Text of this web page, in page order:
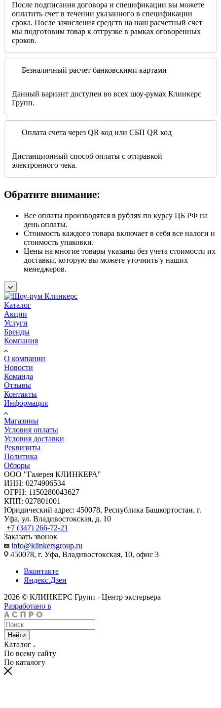
После подписания договора и спецификации вы можете
оплатить счет в течении указанного в спецификации
срока. После зачисления средств на наш расчетный счет
мы подготовим товар к отгрузке в рамках оговоренных
сроков.
Безналичный расчет банковскими картами
Данный вариант доступен во всех шоу-румах Клинкерс
Групп.
Оплата счета через QR код или СБП QR код
Дистанционный способ оплаты с отправкой
электронного чека.
Обратите внимание:
Все оплаты производятся в рублях по курсу ЦБ РФ на
день оплаты.
Стоимость каждого товара включает в себя все налоги и
стоимость упаковки.
Цены на многие товары указаны без учета стоимости их
доставки, которую вы можете уточнить у наших
менеджеров.
Каталог
Акции
Услуги
Бренды
Компания
О компании
Новости
Команда
Отзывы
Контакты
Информация
Магазины
Условия оплаты
Условия доставки
Реквизиты
Политика
Обзоры
ООО "Галерея КЛИНКЕРА"
ИНН: 0274906534
ОГРН: 1150280043627
КПП: 027801001
Юридический адрес: 450078, Республика Башкортостан, г.
Уфа, ул. Владивостокская, д. 10
+7 (347) 266-72-21
Заказать звонок
info@klinkersgroup.ru
450078, г. Уфа, Владивостокская, 10, офис 3
Вконтакте
Яндекс.Дзен
2026 © КЛИНКЕРС Групп - Центр экстерьера
Разработано в
Найти
Каталог
По всему сайту
По каталогу